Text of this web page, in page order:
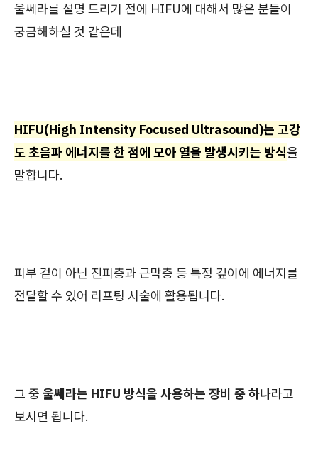
울쎄라를 설명 드리기 전에 HIFU에 대해서 많은 분들이
궁금해하실 것 같은데
HIFU(High Intensity Focused Ultrasound)는 고강
도 초음파 에너지를 한 점에 모아 열을 발생시키는 방식을
말합니다.
피부 겉이 아닌 진피층과 근막층 등 특정 깊이에 에너지를
전달할 수 있어 리프팅 시술에 활용됩니다.
그 중 울쎄라는 HIFU 방식을 사용하는 장비 중 하나라고
보시면 됩니다.